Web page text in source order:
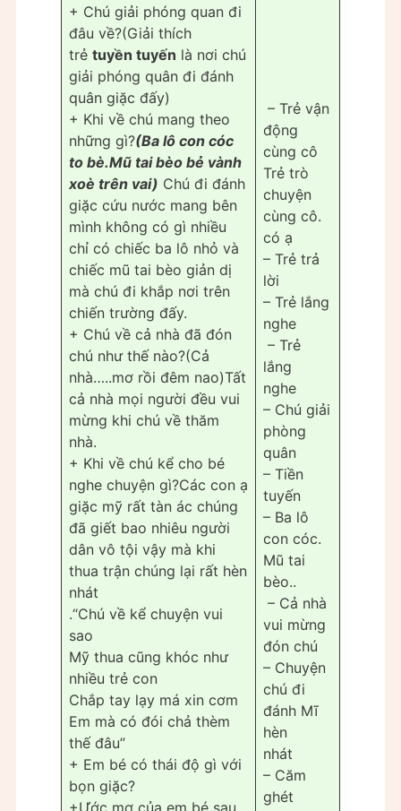
+ Chú giải phóng quan đi
đâu về?(Giải thích
trẻ tuyền tuyến là nơi chú
giải phóng quân đi đánh
quân giặc đấy)
+ Khi về chú mang theo
những gì?(Ba lô con cóc
to bè.Mũ tai bèo bẻ vành
xoè trên vai) Chú đi đánh
giặc cứu nước mang bên
mình không có gì nhiều
chỉ có chiếc ba lô nhỏ và
chiếc mũ tai bèo giản dị
mà chú đi khắp nơi trên
chiến trường đấy.
+ Chú về cả nhà đã đón
chú như thế nào?(Cả
nhà…..mơ rồi đêm nao)Tất
cả nhà mọi người đều vui
mừng khi chú về thăm
nhà.
+ Khi về chú kể cho bé
nghe chuyện gì?Các con ạ
giặc mỹ rất tàn ác chúng
đã giết bao nhiêu người
dân vô tội vậy mà khi
thua trận chúng lại rất hèn
nhát
.“Chú về kể chuyện vui
sao
Mỹ thua cũng khóc như
nhiều trẻ con
Chắp tay lạy má xin cơm
Em mà có đói chả thèm
thế đâu”
+ Em bé có thái độ gì với
bọn giặc?
+Ước mơ của em bé sau
– Trẻ vận
động
cùng cô
Trẻ trò
chuyện
cùng cô.
có ạ
– Trẻ trả
lời
– Trẻ lắng
nghe
– Trẻ
lắng
nghe
– Chú giải
phòng
quân
– Tiền
tuyến
– Ba lô
con cóc.
Mũ tai
bèo..
– Cả nhà
vui mừng
đón chú
– Chuyện
chú đi
đánh Mĩ
hèn
nhát
– Căm
ghét